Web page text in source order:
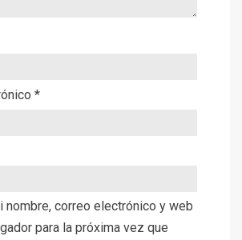
*
nombre, correo electrónico y web
para la próxima vez que